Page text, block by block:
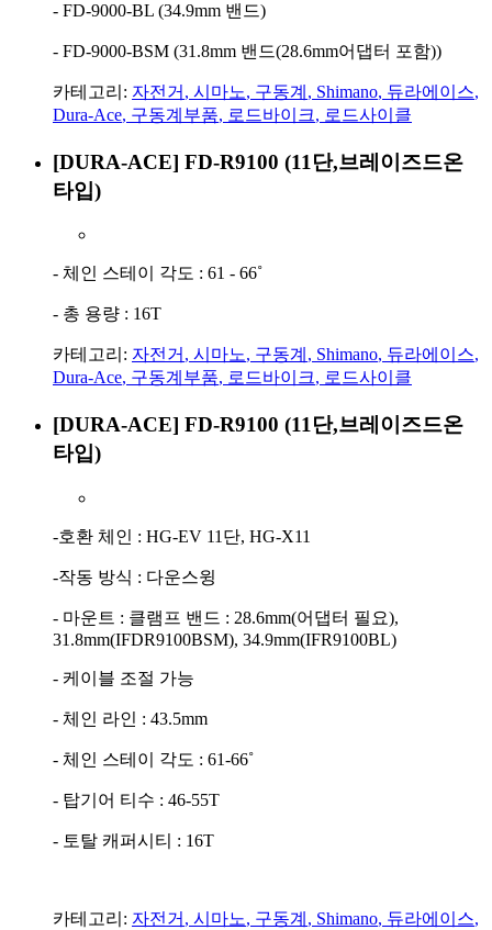
- FD-9000-BL (34.9mm 밴드)
- FD-9000-BSM (31.8mm 밴드(28.6mm어댑터 포함))
카테고리: 자전거 , 시마노, 구동계 , Shimano, 듀라에이스,
Dura-Ace, 구동계부품, 로드바이크, 로드사이클
[DURA-ACE] FD-R9100 (11단,브레이즈드온
타입)
- 체인 스테이 각도 : 61 - 66˚
- 총 용량 : 16T
카테고리: 자전거 , 시마노, 구동계 , Shimano, 듀라에이스,
Dura-Ace, 구동계부품, 로드바이크, 로드사이클
[DURA-ACE] FD-R9100 (11단,브레이즈드온
타입)
-호환 체인 : HG-EV 11단, HG-X11
-작동 방식 : 다운스윙
- 마운트 : 클램프 밴드 : 28.6mm(어댑터 필요),
31.8mm(IFDR9100BSM), 34.9mm(IFR9100BL)
- 케이블 조절 가능
- 체인 라인 : 43.5mm
- 체인 스테이 각도 : 61-66˚
- 탑기어 티수 : 46-55T
- 토탈 캐퍼시티 : 16T
카테고리: 자전거 , 시마노, 구동계 , Shimano, 듀라에이스,